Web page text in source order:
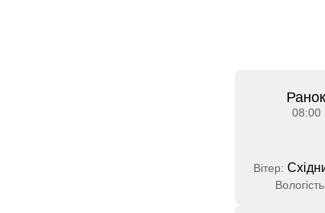
Ранок
08:00
Вітер: